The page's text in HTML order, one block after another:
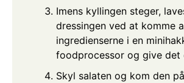
Imens kyllingen steger,
dressingen ved at komme
ingredienserne i en
foodprocessor og give det
Skyl salaten og kom den